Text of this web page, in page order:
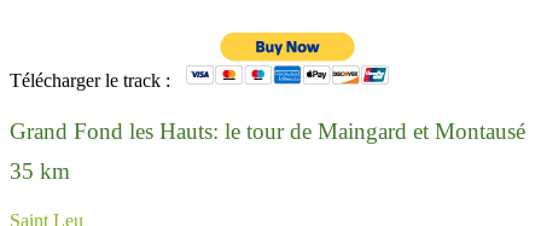
Télécharger le track :
Grand Fond les Hauts: le tour de Maingard et Montausé
35 km
Saint Leu